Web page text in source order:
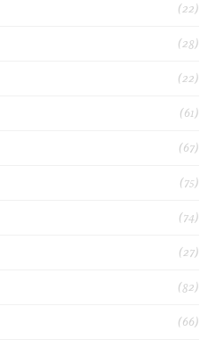
(22)
(28)
(22)
(61)
(67)
(75)
(74)
(27)
(82)
(66)